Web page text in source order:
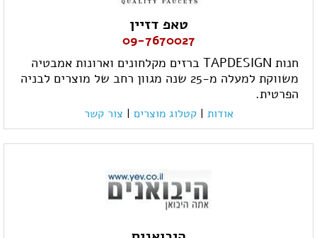
טאפ דזיין
09-7670027
חנות TAPDESIGN ברזים מקלחונים וארונות אמבטיה
משווקת למעלה מ-25 שנה מגוון רחב של מוצרים לבניה
הפרטית.
אודות | קטלוג מוצרים | צור קשר